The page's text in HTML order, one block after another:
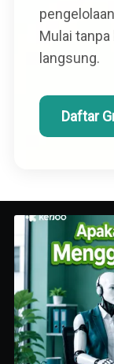
Mulai
langsung.
Daftar